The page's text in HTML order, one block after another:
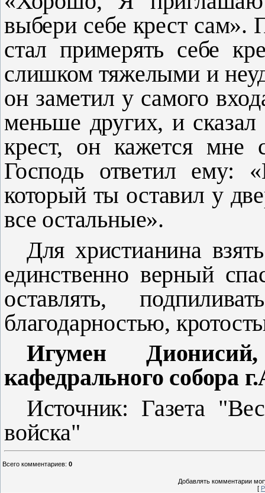
выбери себе крест
стал примерять себе
слишком тяжелыми и
он заметил у самого
меньше других, и
крест, он кажется мне
Господь ответил ему:
который ты оставил у
все остальные».
Для христианина
единственно вер­ный
оставлять,
благодарностью,
Игумен
кафедрального собора
Источник: Газета
войска"
Всего комментариев: 0
Добавлять комментарии
[